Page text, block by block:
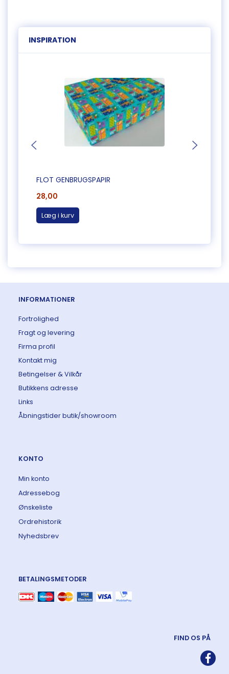
INSPIRATION
FLOT GENBRUGSPAPIR
28,00
Læg i kurv
INFORMATIONER
Fortrolighed
Fragt og levering
Firma profil
Kontakt mig
Betingelser & Vilkår
Butikkens adresse
Links
Åbningstider butik/showroom
KONTO
Min konto
Adressebog
Ønskeliste
Ordrehistorik
Nyhedsbrev
BETALINGSMETODER
FIND OS PÅ